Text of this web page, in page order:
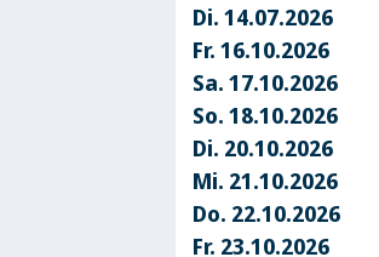
Di. 14.07.2026
Fr. 16.10.2026
Sa. 17.10.2026
So. 18.10.2026
Di. 20.10.2026
Mi. 21.10.2026
Do. 22.10.2026
Fr. 23.10.2026